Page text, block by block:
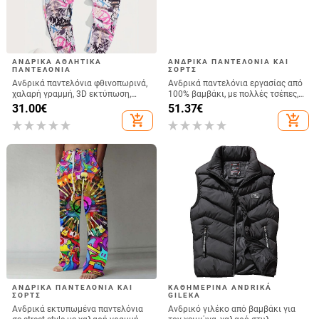
ΑΝΔΡΙΚΆ ΑΘΛΗΤΙΚΆ
ΠΑΝΤΕΛΌΝΙΑ
Ανδρικά παντελόνια φθινοπωρινά,
χαλαρή γραμμή, 3D εκτύπωση,
μικροελαστικότητα, μέση μεσαίου
ύψους
31.00€
add_shopping_cart
ΑΝΔΡΙΚΆ ΠΑΝΤΕΛΌΝΙΑ ΚΑΙ
ΣΟΡΤΣ
Ανδρικά παντελόνια εργασίας από
100% βαμβάκι, με πολλές τσέπες,
ίσιο κόψιμο, διπλή μέση, φερμουάρ
51.37€
add_shopping_cart
ΑΝΔΡΙΚΆ ΠΑΝΤΕΛΌΝΙΑ ΚΑΙ
ΣΟΡΤΣ
Ανδρικά εκτυπωμένα παντελόνια
ΚΑΘΗΜΕΡΙΝΆ ΑNDRIKÁ
GILEKA
Ανδρικό γιλέκο από βαμβάκι για